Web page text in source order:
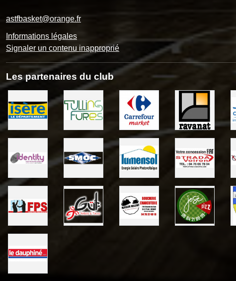
astfbasket@orange.fr
Informations légales
Signaler un contenu inapproprié
Les partenaires du club